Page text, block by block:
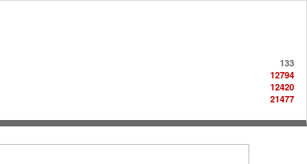
133
12794
12420
21477